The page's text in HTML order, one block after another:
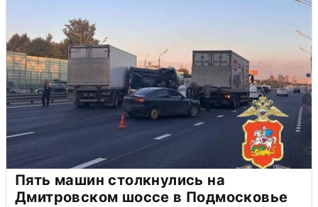
Пять машин столкнулись на
Дмитровском шоссе в Подмосковье